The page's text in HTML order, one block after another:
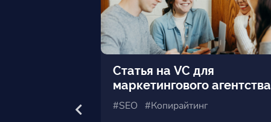
Статья на VC для
маркетингового агентства
#SEO #Копирайтинг